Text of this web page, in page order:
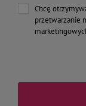
Chcę
przetwarzanie